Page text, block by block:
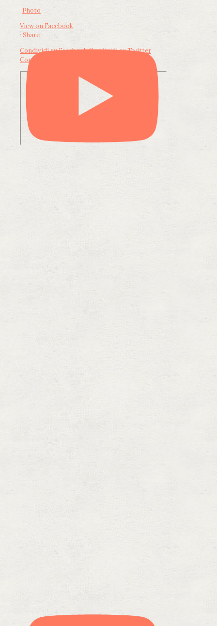
Photo
View on Facebook
· Share
Condividi su FacebookCondividi su Twitter
Condividi su LinkedIn